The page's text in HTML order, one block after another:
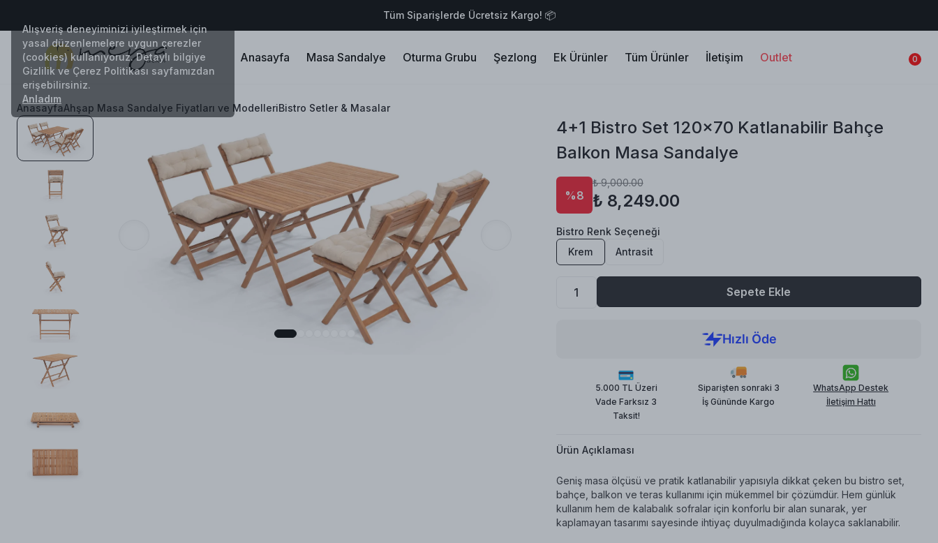
Alışveriş deneyiminizi iyileştirmek için
yasal düzenlemelere uygun çerezler
(cookies) kullanıyoruz. Detaylı bilgiye
Gizlilik ve Çerez Politikası sayfamızdan
erişebilirsiniz.
Anladım
Tüm Siparişlerde Ücretsiz Kargo! 📦
Anasayfa Masa Sandalye Oturma Grubu Şezlong Ek Ürünler Tüm Ürünler İletişim Outlet 0
AnasayfaAhşap Masa Sandalye Fiyatları ve ModelleriBistro Setler & Masalar
4+1 Bistro Set 120x70 Katlanabilir Bahçe
Balkon Masa Sandalye
%8
₺ 9,000.00
₺ 8,249.00
Bistro Renk Seçeneği
Krem
Antrasit
Sepete Ekle
5.000 TL Üzeri
Vade Farksız 3
Taksit!
Siparişten sonraki 3
İş Gününde Kargo
WhatsApp Destek
İletişim Hattı
Ürün Açıklaması
Geniş masa ölçüsü ve pratik katlanabilir yapısıyla dikkat çeken bu bistro set,
bahçe, balkon ve teras kullanımı için mükemmel bir çözümdür. Hem günlük
kullanım hem de kalabalık sofralar için konforlu bir alan sunarak, yer
kaplamayan tasarımı sayesinde ihtiyaç duyulmadığında kolayca saklanabilir.